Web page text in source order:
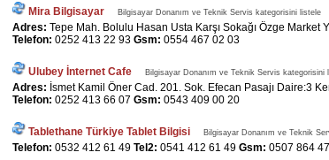
Mira Bilgisayar Bilgisayar Donanım ve Teknik Servis kategorisini listele
Adres: Tepe Mah. Bolulu Hasan Usta Karşı Sokağı Özge Market
Telefon: 0252 413 22 93 Gsm: 0554 467 02 03
Ulubey İnternet Cafe Bilgisayar Donanım ve Teknik Servis kategorisini
Adres: İsmet Kamil Öner Cad. 201. Sok. Efecan Pasajı Daire:3
Telefon: 0252 413 66 07 Gsm: 0543 409 00 20
Tablethane Türkiye Tablet Bilgisi Bilgisayar Donanım ve Teknik
Telefon: 0532 412 61 49 Tel2: 0541 412 61 49 Gsm: 0507 864